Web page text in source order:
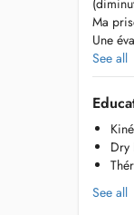
Ma
Une
Un
Une
acteur
Une
du
Je
et
See all
Dry
See all